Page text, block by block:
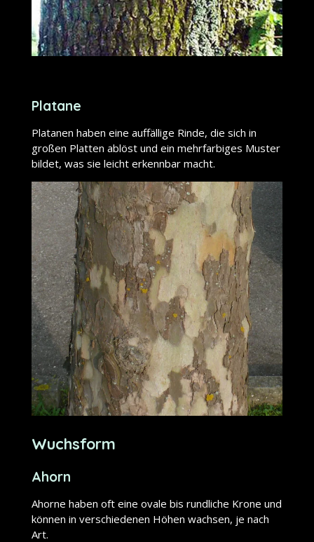
Platane
Platanen haben eine auffällige Rinde, die sich in
großen Platten ablöst und ein mehrfarbiges Muster
bildet, was sie leicht erkennbar macht.
Wuchsform
Ahorn
Ahorne haben oft eine ovale bis rundliche Krone und
können in verschiedenen Höhen wachsen, je nach
Art.